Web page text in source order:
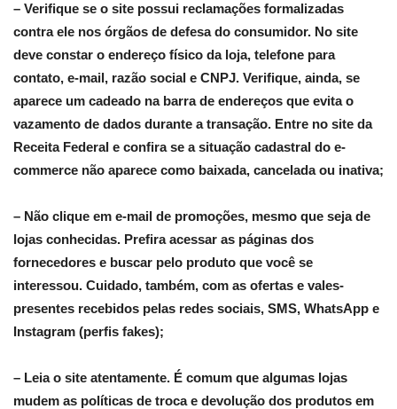
– Verifique se o site possui reclamações formalizadas
contra ele nos órgãos de defesa do consumidor. No site
deve constar o endereço físico da loja, telefone para
contato, e-mail, razão social e CNPJ. Verifique, ainda, se
aparece um cadeado na barra de endereços que evita o
vazamento de dados durante a transação. Entre no site da
Receita Federal e confira se a situação cadastral do e-
commerce não aparece como baixada, cancelada ou inativa;
– Não clique em e-mail de promoções, mesmo que seja de
lojas conhecidas. Prefira acessar as páginas dos
fornecedores e buscar pelo produto que você se
interessou. Cuidado, também, com as ofertas e vales-
presentes recebidos pelas redes sociais, SMS, WhatsApp e
Instagram (perfis fakes);
– Leia o site atentamente. É comum que algumas lojas
mudem as políticas de troca e devolução dos produtos em